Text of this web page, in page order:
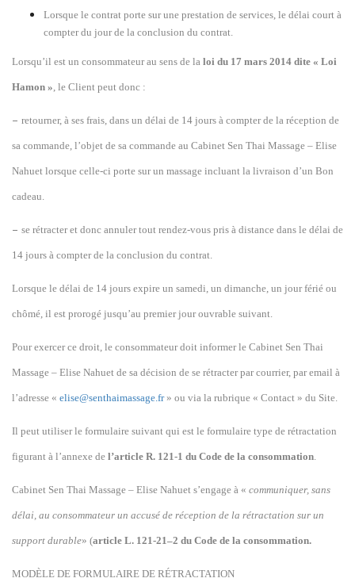
Lorsque le contrat porte sur une prestation de services, le délai court à
compter du jour de la conclusion du contrat.
Lorsqu’il est un consommateur au sens de la loi du 17 mars 2014 dite « Loi
Hamon », le Client peut donc :
– retourner, à ses frais, dans un délai de 14 jours à compter de la réception de
sa commande, l’objet de sa commande au Cabinet Sen Thai Massage – Elise
Nahuet lorsque celle-ci porte sur un massage incluant la livraison d’un Bon
cadeau.
– se rétracter et donc annuler tout rendez-vous pris à distance dans le délai de
14 jours à compter de la conclusion du contrat.
Lorsque le délai de 14 jours expire un samedi, un dimanche, un jour férié ou
chômé, il est prorogé jusqu’au premier jour ouvrable suivant.
Pour exercer ce droit, le consommateur doit informer le Cabinet Sen Thai
Massage – Elise Nahuet de sa décision de se rétracter par courrier, par email à
l’adresse « elise@senthaimassage.fr» ou via la rubrique « Contact » du Site.
Il peut utiliser le formulaire suivant qui est le formulaire type de rétractation
figurant à l’annexe de l’article R. 121-1 du Code de la consommation.
Cabinet Sen Thai Massage – Elise Nahuet s’engage à « communiquer, sans
délai, au consommateur un accusé de réception de la rétractation sur un
support durable» (article L. 121-21–2 du Code de la consommation.
MODÈLE DE FORMULAIRE DE RÉTRACTATION